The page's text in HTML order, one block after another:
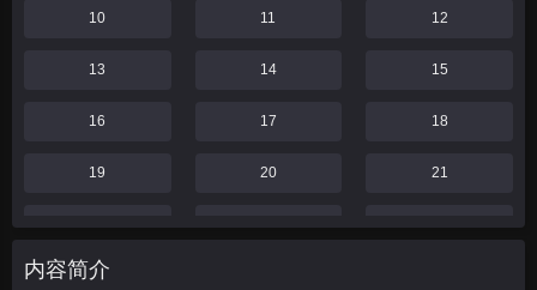
10 11 12
13 14 15
16 17 18
19 20 21
22 23 24
25
内容简介